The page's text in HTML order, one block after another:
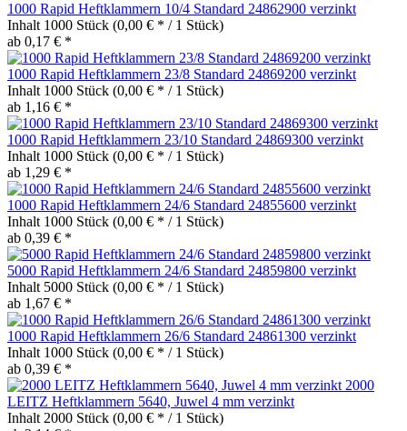
1000 Rapid Heftklammern 10/4 Standard 24862900 verzinkt
Inhalt 1000 Stück (0,00 € * / 1 Stück)
ab 0,17 € *
1000 Rapid Heftklammern 23/8 Standard 24869200 verzinkt
Inhalt 1000 Stück (0,00 € * / 1 Stück)
ab 1,16 € *
1000 Rapid Heftklammern 23/10 Standard 24869300 verzinkt
Inhalt 1000 Stück (0,00 € * / 1 Stück)
ab 1,29 € *
1000 Rapid Heftklammern 24/6 Standard 24855600 verzinkt
Inhalt 1000 Stück (0,00 € * / 1 Stück)
ab 0,39 € *
5000 Rapid Heftklammern 24/6 Standard 24859800 verzinkt
Inhalt 5000 Stück (0,00 € * / 1 Stück)
ab 1,67 € *
1000 Rapid Heftklammern 26/6 Standard 24861300 verzinkt
Inhalt 1000 Stück (0,00 € * / 1 Stück)
ab 0,39 € *
2000
LEITZ Heftklammern 5640, Juwel 4 mm verzinkt
Inhalt 2000 Stück (0,00 € * / 1 Stück)